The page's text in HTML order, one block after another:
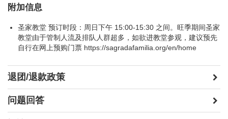
$31 / €26
蒙特塞拉特修道院 (自费)
$41 / €35
香波
附加信息
圣家教堂 预订时段：周日下午 15:00-15:30 之间。旺季期间圣家
教堂由于管制人流及排队人群超多，如欲进教堂参观，建议预先
自行在网上预购门票 https://sagradafamilia.org/en/home
退团/退款政策
问题回答